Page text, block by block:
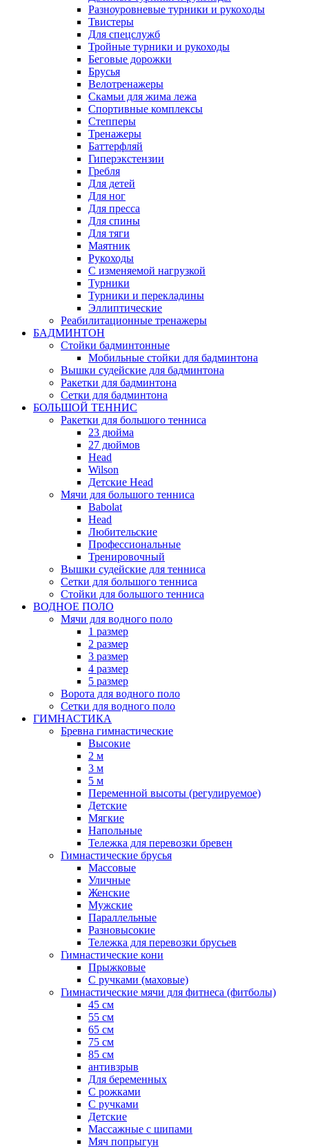
Разноуровневые турники и рукоходы
Твистеры
Для спецслужб
Тройные турники и рукоходы
Беговые дорожки
Брусья
Велотренажеры
Скамьи для жима лежа
Спортивные комплексы
Степперы
Тренажеры
Баттерфляй
Гиперэкстензии
Гребля
Для детей
Для ног
Для пресса
Для спины
Для тяги
Маятник
Рукоходы
С изменяемой нагрузкой
Турники
Турники и перекладины
Эллиптические
Реабилитационные тренажеры
БАДМИНТОН
Стойки бадминтонные
Мобильные стойки для бадминтона
Вышки судейские для бадминтона
Ракетки для бадминтона
Сетки для бадминтона
БОЛЬШОЙ ТЕННИС
Ракетки для большого тенниса
23 дюйма
27 дюймов
Head
Wilson
Детские Head
Мячи для большого тенниса
Babolat
Head
Любительские
Профессиональные
Тренировочный
Вышки судейские для тенниса
Сетки для большого тенниса
Стойки для большого тенниса
ВОДНОЕ ПОЛО
Мячи для водного поло
1 размер
2 размер
3 размер
4 размер
5 размер
Ворота для водного поло
Сетки для водного поло
ГИМНАСТИКА
Бревна гимнастические
Высокие
2 м
3 м
5 м
Переменной высоты (регулируемое)
Детские
Мягкие
Напольные
Тележка для перевозки бревен
Гимнастические брусья
Массовые
Уличные
Женские
Мужские
Параллельные
Разновысокие
Тележка для перевозки брусьев
Гимнастические кони
Прыжковые
С ручками (маховые)
Гимнастические мячи для фитнеса (фитболы)
45 см
55 см
65 см
75 см
85 см
антивзрыв
Для беременных
С рожками
С ручками
Детские
Массажные с шипами
Мяч попрыгун